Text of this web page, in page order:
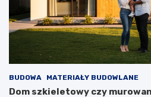
BUDOWA MATERIAŁY BUDOWLANE
Dom szkieletowy czy